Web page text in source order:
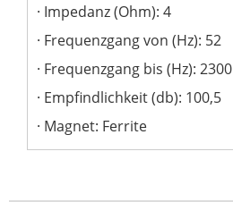
Impedanz (Ohm): 4
Frequenzgang von (Hz): 52
Frequenzgang bis (Hz): 2300
Empfindlichkeit (db): 100,5
Magnet: Ferrite